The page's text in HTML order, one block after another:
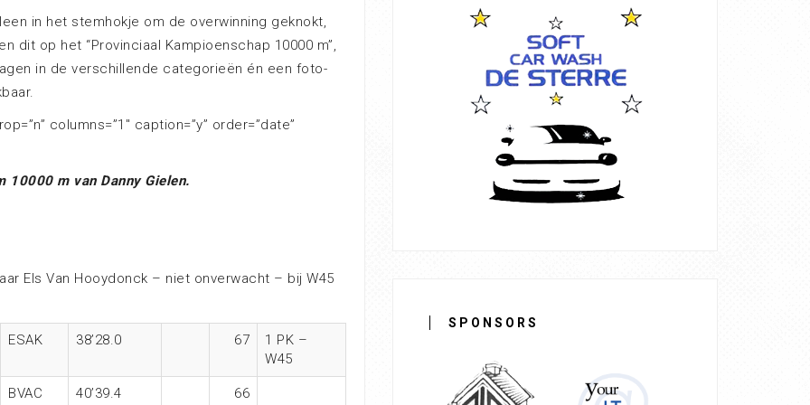
in het stemhokje om de overwinning geknokt,
dit op het “Provinciaal Kampioenschap 10000 m”,
in de verschillende categorieën én een foto-
columns=”1″ caption=”y” order=”date”
10000 m van Danny Gielen.
Els Van Hooydonck – niet onverwacht – bij W45
ESAK 38’28.0 67
1 PK –
W45
BVAC 40’39.4 66
SPONSORS